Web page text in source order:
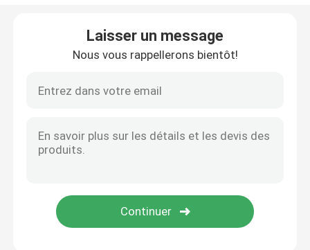
Bicyclette électrique intelligente
Laisser un message
Nous vous rappellerons bientôt!